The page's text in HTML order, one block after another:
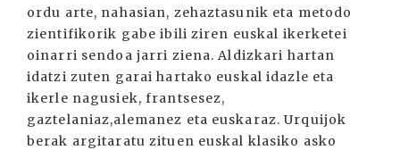
ordu arte, nahasian, zehaztasunik eta metodo
zientifikorik gabe ibili ziren euskal ikerketei
oinarri sendoa jarri ziena. Aldizkari hartan
idatzi zuten garai hartako euskal idazle eta
ikerle nagusiek, frantsesez,
gaztelaniaz,alemanez eta euskaraz. Urquijok
berak argitaratu zituen euskal klasiko asko